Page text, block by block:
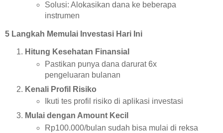
Solusi: Alokasikan dana ke beberapa
instrumen
5 Langkah Memulai Investasi Hari Ini
Hitung Kesehatan Finansial
Pastikan punya dana darurat 6x
pengeluaran bulanan
Kenali Profil Risiko
Ikuti tes profil risiko di aplikasi investasi
Mulai dengan Amount Kecil
Rp100.000/bulan sudah bisa mulai di reksa